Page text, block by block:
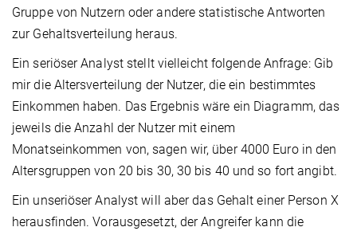
Gruppe von Nutzern oder andere statistische Antworten
zur Gehaltsverteilung heraus.
Ein seriöser Analyst stellt vielleicht folgende Anfrage: Gib
mir die Altersverteilung der Nutzer, die ein bestimmtes
Einkommen haben. Das Ergebnis wäre ein Diagramm, das
jeweils die Anzahl der Nutzer mit einem
Monatseinkommen von, sagen wir, über 4000 Euro in den
Altersgruppen von 20 bis 30, 30 bis 40 und so fort angibt.
Ein unseriöser Analyst will aber das Gehalt einer Person X
herausfinden. Vorausgesetzt, der Angreifer kann die